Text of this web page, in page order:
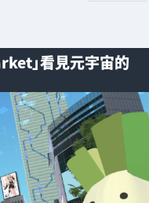
」看見元宇宙的